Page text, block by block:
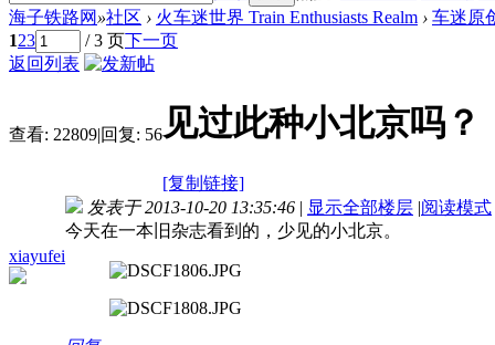
海子铁路网 »社区 › 火车迷世界 Train Enthusiasts Realm › 车迷原
123 / 3 页下一页
返回列表
查看: 22809|回复: 56见过此种小北京吗？
[复制链接]
xiayufei
发表于 2013-10-20 13:35:46 | 显示全部楼层 |阅读模式
今天在一本旧杂志看到的，少见的小北京。